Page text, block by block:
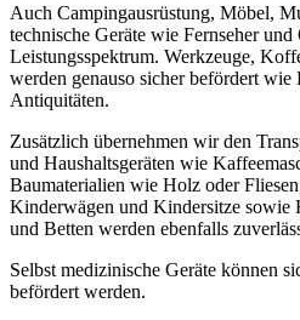
Auch Campingausrüstung, Möbel,
technische Geräte wie Fernseher
Leistungsspektrum. Werkzeuge,
werden genauso sicher befördert wie
Antiquitäten.
Zusätzlich übernehmen wir den
und Haushaltsgeräten wie
Baumaterialien wie Holz oder
Kinderwägen und Kindersitze sowie
und Betten werden ebenfalls
Selbst medizinische Geräte können
befördert werden.